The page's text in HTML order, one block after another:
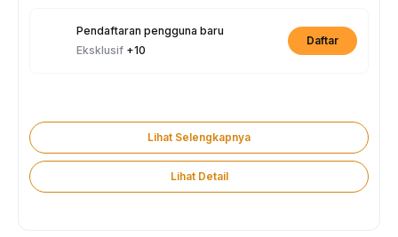
Pendaftaran pengguna baru
Eksklusif +10
Daftar
Lihat Selengkapnya
Lihat Detail